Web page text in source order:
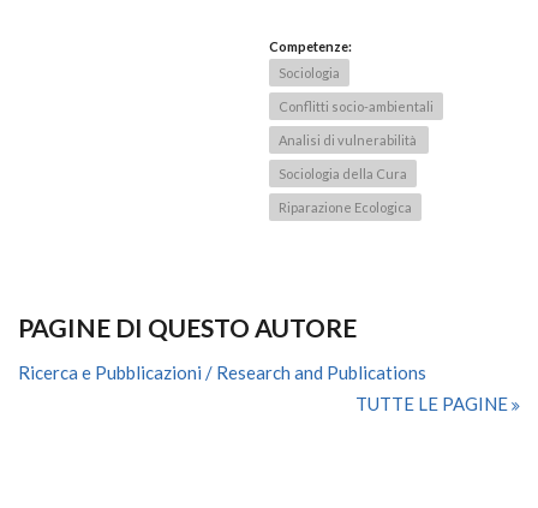
Competenze:
Sociologia
Conflitti socio-ambientali
Analisi di vulnerabilità
Sociologia della Cura
Riparazione Ecologica
PAGINE DI QUESTO AUTORE
Ricerca e Pubblicazioni / Research and Publications
TUTTE LE PAGINE